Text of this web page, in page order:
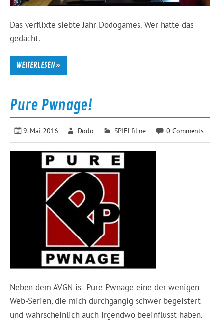
Das verflixte siebte Jahr Dodogames. Wer hätte das
gedacht.
WEITERLESEN »
Pure Pwnage!
9. Mai 2016 Dodo SPIELfilme 0 Comments
Neben dem AVGN ist Pure Pwnage eine der wenigen
Web-Serien, die mich durchgängig schwer begeistert
und wahrscheinlich auch irgendwo beeinflusst haben.